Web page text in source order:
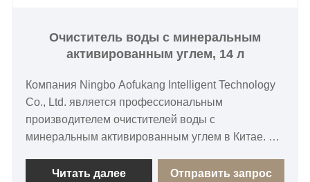
Очиститель воды с минеральным
активированным углем, 14 л
Компания Ningbo Aofukang Intelligent Technology
Co., Ltd. является профессиональным
производителем очистителей воды с
минеральным активированным углем в Китае. На
занимается производством здоровой питьевой
Читать далее Отправить запрос